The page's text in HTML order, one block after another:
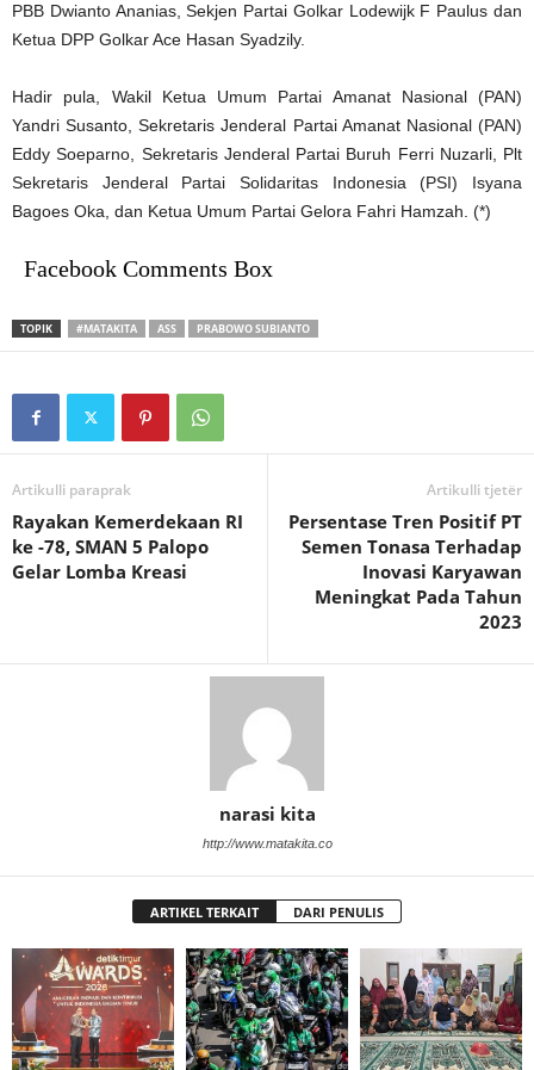
PBB Dwianto Ananias, Sekjen Partai Golkar Lodewijk F Paulus dan
Ketua DPP Golkar Ace Hasan Syadzily.
Hadir pula, Wakil Ketua Umum Partai Amanat Nasional (PAN)
Yandri Susanto, Sekretaris Jenderal Partai Amanat Nasional (PAN)
Eddy Soeparno, Sekretaris Jenderal Partai Buruh Ferri Nuzarli, Plt
Sekretaris Jenderal Partai Solidaritas Indonesia (PSI) Isyana
Bagoes Oka, dan Ketua Umum Partai Gelora Fahri Hamzah. (*)
Facebook Comments Box
TOPIK #MATAKITA ASS PRABOWO SUBIANTO
Artikulli paraprak
Rayakan Kemerdekaan RI
ke -78, SMAN 5 Palopo
Gelar Lomba Kreasi
Artikulli tjetër
Persentase Tren Positif PT
Semen Tonasa Terhadap
Inovasi Karyawan
Meningkat Pada Tahun
2023
narasi kita
http://www.matakita.co
ARTIKEL TERKAIT DARI PENULIS